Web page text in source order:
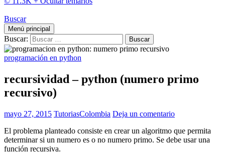
Buscar
Menú principal
Buscar:
programación en python
recursividad – python (numero primo
recursivo)
mayo 27, 2015 TutoriasColombia Deja un comentario
El problema planteado consiste en crear un algoritmo que permita
determinar si un numero es o no numero primo. Se debe usar una
función recursiva.